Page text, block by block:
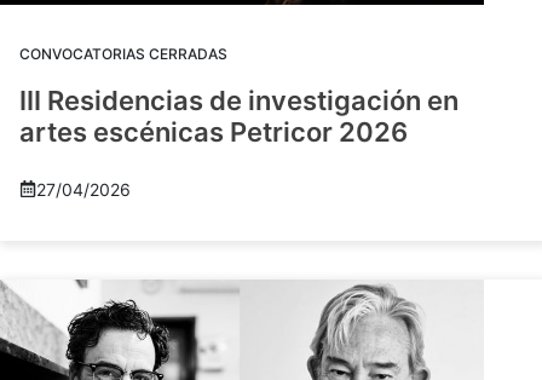
CONVOCATORIAS CERRADAS
III Residencias de investigación en
artes escénicas Petricor 2026
27/04/2026